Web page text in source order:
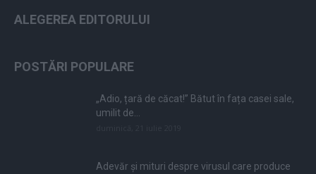
ALEGEREA EDITORULUI
POSTĂRI POPULARE
„Adio, țară de căcat!” Bătut în fața casei sale,
umilit de...
Adevăr și mituri despre virusul care produce